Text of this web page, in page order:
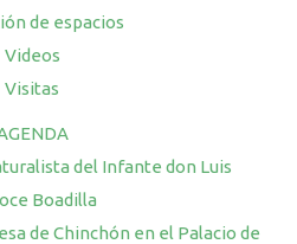
de espacios
Videos
Visitas
del Infante don Luis
Boadilla
de Chinchón en el Palacio de